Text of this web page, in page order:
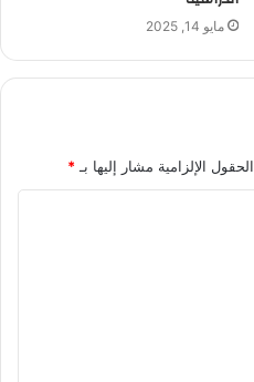
مايو 14, 2025
الحقول الإلزامية مشار إليها بـ *